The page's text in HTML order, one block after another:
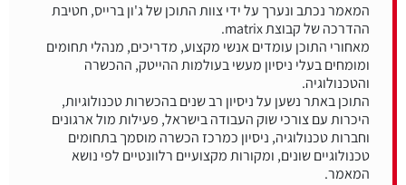
המאמר נכתב ונערך על ידי צוות התוכן של ג'ון ברייס, חטיבת
מאחורי התוכן עומדים אנשי מקצוע, מדריכים, מנהלי תחומים
ומומחים בעלי ניסיון מעשי בעולמות ההייטק, ההכשרה
התוכן באתר נשען על ניסיון רב שנים בהכשרות טכנולוגיות,
היכרות עם צורכי שוק העבודה בישראל, פעילות מול ארגונים
וחברות טכנולוגיה, ניסיון כמרכז הכשרה מוסמך בתחומים
טכנולוגיים שונים, ומקורות מקצועיים רלוונטיים לפי נושא
המאמר.